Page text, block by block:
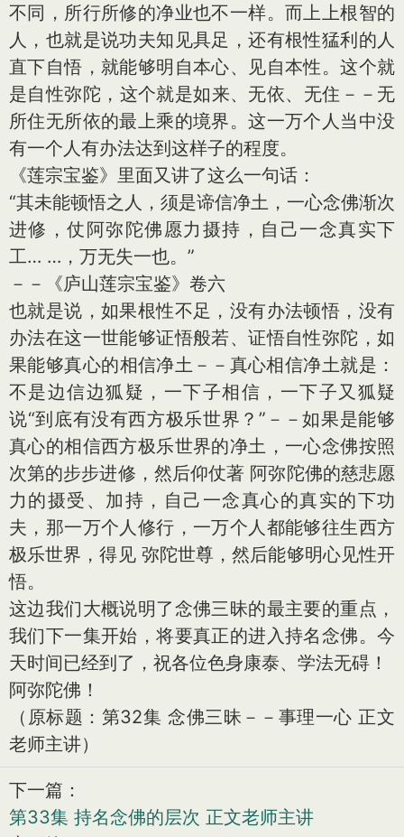
不同，所行所修的净业也不一样。而上上根智的
人，也就是说功夫知见具足，还有根性猛利的人
直下自悟，就能够明自本心、见自本性。这个就
是自性弥陀，这个就是如来、无依、无住－－无
所住无所依的最上乘的境界。这一万个人当中没
有一个人有办法达到这样子的程度。
《莲宗宝鉴》里面又讲了这么一句话：
“其未能顿悟之人，须是谛信净土，一心念佛渐次
进修，仗阿弥陀佛愿力摄持，自己一念真实下
工… …，万无失一也。”
－－《庐山莲宗宝鉴》卷六
也就是说，如果根性不足，没有办法顿悟，没有
办法在这一世能够证悟般若、证悟自性弥陀，如
果能够真心的相信净土－－真心相信净土就是：
不是边信边狐疑，一下子相信，一下子又狐疑
说“到底有没有西方极乐世界？”－－如果是能够
真心的相信西方极乐世界的净土，一心念佛按照
次第的步步进修，然后仰仗著 阿弥陀佛的慈悲愿
力的摄受、加持，自己一念真心的真实的下功
夫，那一万个人修行，一万个人都能够往生西方
极乐世界，得见 弥陀世尊，然后能够明心见性开
悟。
这边我们大概说明了念佛三昧的最主要的重点，
我们下一集开始，将要真正的进入持名念佛。今
天时间已经到了，祝各位色身康泰、学法无碍！
阿弥陀佛！
（原标题：第32集 念佛三昧－－事理一心 正文
老师主讲）
下一篇：
第33集 持名念佛的层次 正文老师主讲